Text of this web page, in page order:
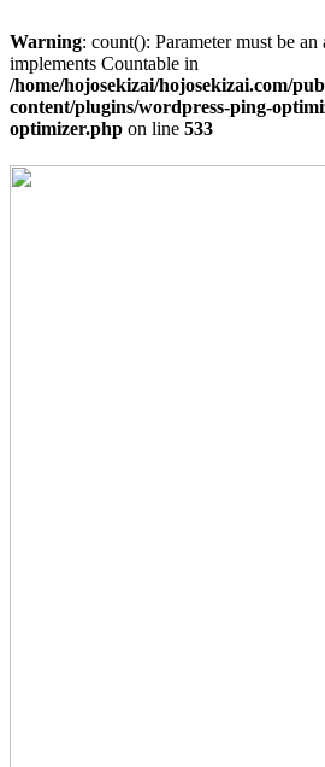
Warning: count(): Parameter must be
implements Countable in
/home/hojosekizai/hojosekizai.com/
content/plugins/wordpress-ping-
optimizer.php on line 533